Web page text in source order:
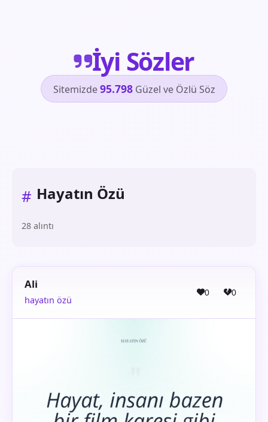
İyi Sözler
Sitemizde95.798Güzel ve Özlü Söz
# Hayatın Özü
28 alıntı
Ali
hayatın özü
0 0